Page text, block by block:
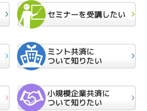
んちまつり終了のお礼
引の際の事故について
する無料相談」のご案内（R8.7.23）